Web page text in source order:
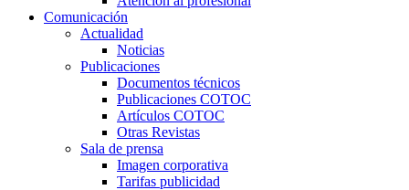
Comunicación
Actualidad
Noticias
Publicaciones
Documentos técnicos
Publicaciones COTOC
Artículos COTOC
Otras Revistas
Sala de prensa
Imagen corporativa
Tarifas publicidad